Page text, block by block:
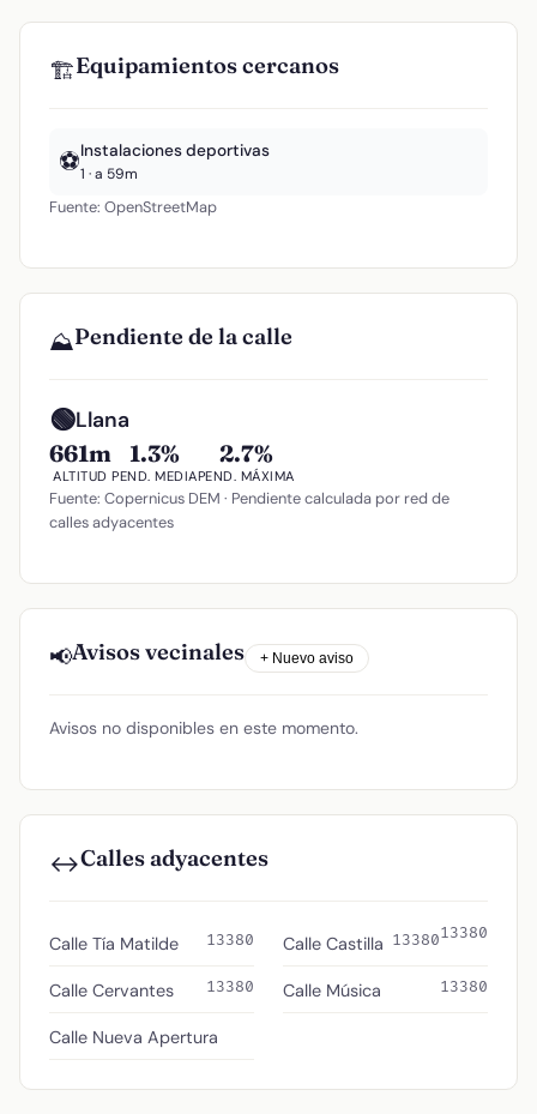
🏗️Equipamientos cercanos
⚽Instalaciones deportivas
1 · a 59m
Fuente: OpenStreetMap
⛰️Pendiente de la calle
🟢Llana
661m
ALTITUD
1.3%
PEND. MEDIA
2.7%
PEND. MÁXIMA
Fuente: Copernicus DEM · Pendiente calculada por red de
calles adyacentes
📢Avisos vecinales + Nuevo aviso
Avisos no disponibles en este momento.
↔️Calles adyacentes
Calle Tía Matilde 13380
Calle Cervantes 13380
Calle Nueva Apertura
13380
Calle Castilla 13380
Calle Música 13380